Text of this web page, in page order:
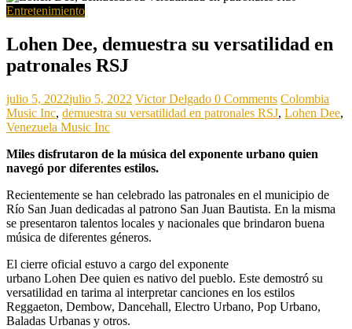
Entretenimiento
Lohen Dee, demuestra su versatilidad en
patronales RSJ
julio 5, 2022julio 5, 2022 Victor Delgado 0 Comments Colombia
Music Inc, demuestra su versatilidad en patronales RSJ, Lohen Dee,
Venezuela Music Inc
Miles disfrutaron de la música del exponente urbano quien
navegó por diferentes estilos.
Recientemente se han celebrado las patronales en el municipio de
Río San Juan dedicadas al patrono San Juan Bautista. En la misma
se presentaron talentos locales y nacionales que brindaron buena
música de diferentes géneros.
El cierre oficial estuvo a cargo del exponente
urbano Lohen Dee quien es nativo del pueblo. Este demostró su
versatilidad en tarima al interpretar canciones en los estilos
Reggaeton, Dembow, Dancehall, Electro Urbano, Pop Urbano,
Baladas Urbanas y otros.